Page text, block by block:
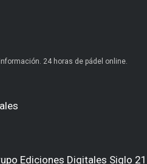
24 horas de pádel online.
Ediciones Digitales Siglo 21